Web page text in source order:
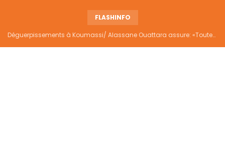
FLASHINFO
Déguerpissements à Koumassi/ Alassane Ouattara assure: «Toutes les responsabilités seront établies et elles donneront lieu aux sanctions prévues par la loi»